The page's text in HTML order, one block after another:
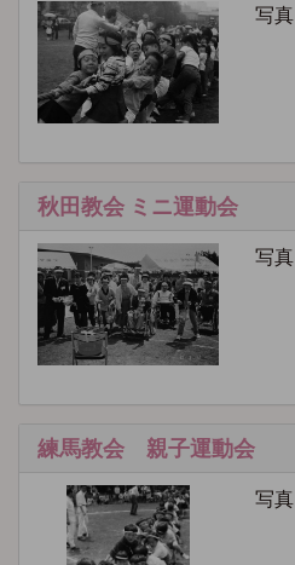
写真
秋田教会 ミニ運動会
写真
練馬教会 親子運動会
写真